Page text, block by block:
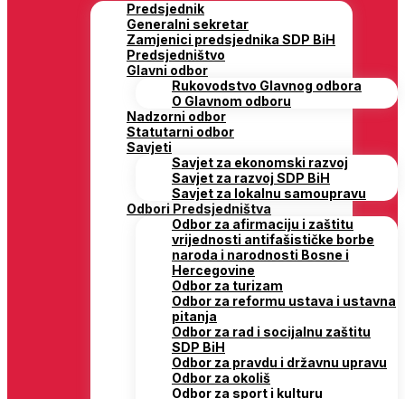
Predsjednik
Generalni sekretar
Zamjenici predsjednika SDP BiH
Predsjedništvo
Glavni odbor
Rukovodstvo Glavnog odbora
O Glavnom odboru
Nadzorni odbor
Statutarni odbor
Savjeti
Savjet za ekonomski razvoj
Savjet za razvoj SDP BiH
Savjet za lokalnu samoupravu
Odbori Predsjedništva
Odbor za afirmaciju i zaštitu
vrijednosti antifašističke borbe
naroda i narodnosti Bosne i
Hercegovine
Odbor za turizam
Odbor za reformu ustava i ustavna
pitanja
Odbor za rad i socijalnu zaštitu
SDP BiH
Odbor za pravdu i državnu upravu
Odbor za okoliš
Odbor za sport i kulturu